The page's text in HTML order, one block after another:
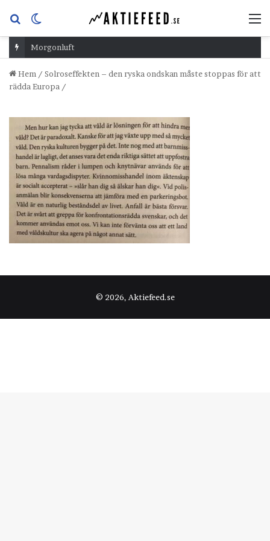
Sök
efterskin
Morgonluft
Hem / Solroseffekten – den ryska ondskan måste stoppas för att
rädda Europa /
© 2026, Aktiefeed.se